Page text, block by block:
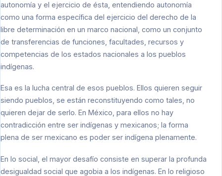
autonomía y el ejercicio de ésta, entendiendo autonomía
como una forma específica del ejercicio del derecho de la
libre determinación en un marco nacional, como un conjunto
de transferencias de funciones, facultades, recursos y
competencias de los estados nacionales a los pueblos
indígenas.
Esa es la lucha central de esos pueblos. Ellos quieren seguir
siendo pueblos, se están reconstituyendo como tales, no
quieren dejar de serlo. En México, para ellos no hay
contradicción entre ser indígenas y mexicanos; la forma
plena de ser mexicano es poder ser indígena plenamente.
En lo social, el mayor desafío consiste en superar la profunda
desigualdad social que agobia a los indígenas. En lo religioso